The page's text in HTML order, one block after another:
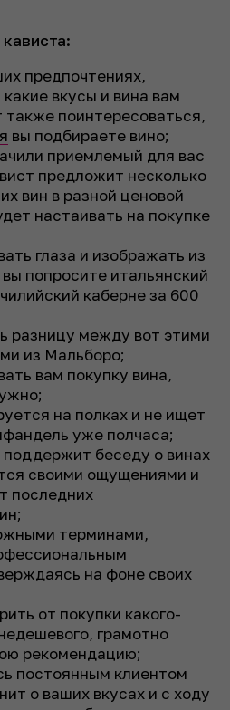
предпочтениях,
вкусы и вина вам
поинтересоваться,
вы подбираете вино;
приемлемый для вас
предложит несколько
вин в разной ценовой
настаивать на покупке
глаза и изображать из
попросите итальянский
каберне за 600
разницу между вот этими
из Мальборо;
вам покупку вина,
на полках и не ищет
уже полчаса;
поддержит беседу о винах
своими ощущениями и
последних
терминами,
на фоне своих
от покупки какого-
грамотно
рекомендацию;
постоянным клиентом
о ваших вкусах и с ходу